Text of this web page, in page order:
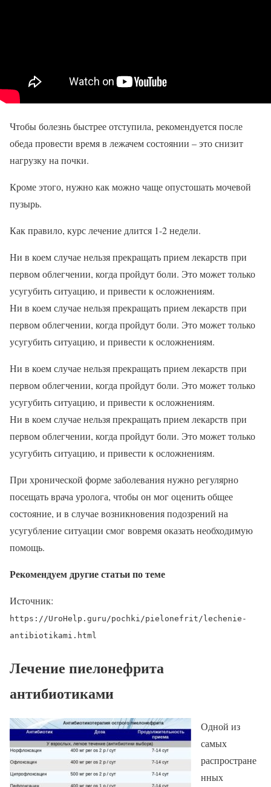
Чтобы болезнь быстрее отступила, рекомендуется после
обеда провести время в лежачем состоянии – это снизит
нагрузку на почки.
Кроме этого, нужно как можно чаще опустошать мочевой
пузырь.
Как правило, курс лечение длится 1-2 недели.
Ни в коем случае нельзя прекращать прием лекарств при
первом облегчении, когда пройдут боли. Это может только
усугубить ситуацию, и привести к осложнениям.
Ни в коем случае нельзя прекращать прием лекарств при
первом облегчении, когда пройдут боли. Это может только
усугубить ситуацию, и привести к осложнениям.
Ни в коем случае нельзя прекращать прием лекарств при
первом облегчении, когда пройдут боли. Это может только
усугубить ситуацию, и привести к осложнениям.
Ни в коем случае нельзя прекращать прием лекарств при
первом облегчении, когда пройдут боли. Это может только
усугубить ситуацию, и привести к осложнениям.
При хронической форме заболевания нужно регулярно
посещать врача уролога, чтобы он мог оценить общее
состояние, и в случае возникновения подозрений на
усугубление ситуации смог вовремя оказать необходимую
помощь.
Рекомендуем другие статьи по теме
Источник:
https://UroHelp.guru/pochki/pielonefrit/lechenie-
antibiotikami.html
Лечение пиелонефрита
антибиотиками
Одной из
самых
распростране
нных